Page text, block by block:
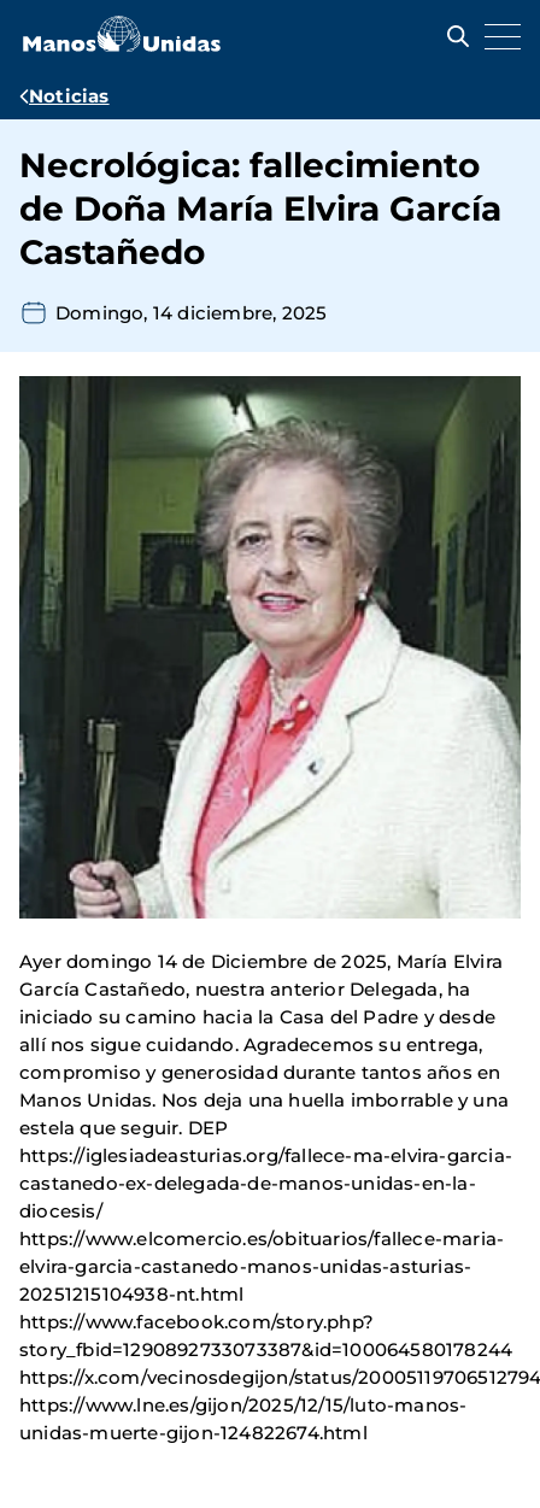
contenido
Ruta
navegación
Noticias
Necrológica: fallecimiento
de Doña María Elvira García
Castañedo
Domingo, 14 diciembre, 2025
Ayer domingo 14 de Diciembre de 2025, María Elvira
García Castañedo, nuestra anterior Delegada, ha
iniciado su camino hacia la Casa del Padre y desde
allí nos sigue cuidando. Agradecemos su entrega,
compromiso y generosidad durante tantos años en
Manos Unidas. Nos deja una huella imborrable y una
estela que seguir. DEP
https://iglesiadeasturias.org/fallece-ma-elvira-garcia-
castanedo-ex-delegada-de-manos-unidas-en-la-
diocesis/
https://www.elcomercio.es/obituarios/fallece-maria-
elvira-garcia-castanedo-manos-unidas-asturias-
20251215104938-nt.html
https://www.facebook.com/story.php?
story_fbid=1290892733073387&id=100064580178244
https://x.com/vecinosdegijon/status/
https://www.lne.es/gijon/2025/12/15/luto-manos-
unidas-muerte-gijon-124822674.html